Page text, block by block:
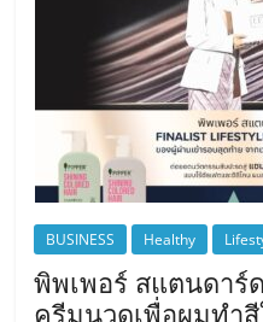
BUSINESS Healthy
พิพเพอร์ สแตนดาร์
ครีมนวดเพื่อผมทำ